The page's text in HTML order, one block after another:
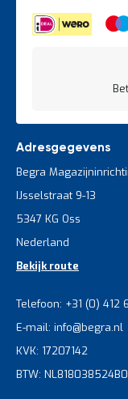
Adresgegevens
Begra
IJsselstraat 9-13
5347 KG Oss
Nederland
Bekijk route
Telefoon: +31 (0) 412
E-mail: info@begra.nl
KVK: 17207142
BTW: